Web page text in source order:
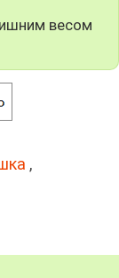
весом
,